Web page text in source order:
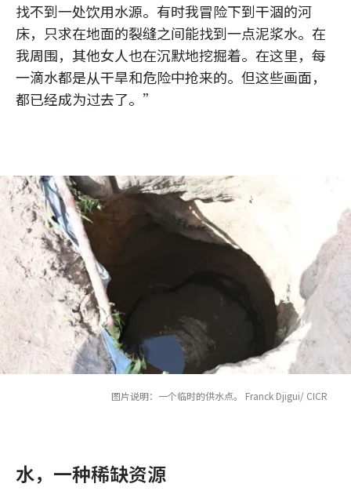
找不到一处饮用水源。有时我冒险下到干涸的河
床，只求在地面的裂缝之间能找到一点泥浆水。在
我周围，其他女人也在沉默地挖掘着。在这里，每
一滴水都是从干旱和危险中抢来的。但这些画面，
都已经成为过去了。”
图片说明：一个临时的供水点。 Franck Djigui/ CICR
水，一种稀缺资源